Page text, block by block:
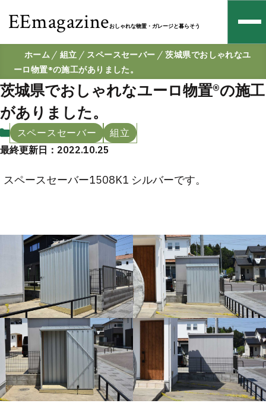
EEmagazineおしゃれな物置・ガレージと暮らそう
ホーム 組立 スペースセーバー
茨城県でおしゃれなユ
ーロ物置®の施工がありました。
茨城県でおしゃれなユーロ物置®の施工
がありました。
スペースセーバー
組立
最終更新日：2022.10.25
スペースセーバー1508K1 シルバーです。